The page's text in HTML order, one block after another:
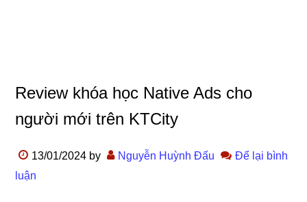
Review khóa học Native Ads cho
người mới trên KTCity
13/01/2024 by Nguyễn Huỳnh Đấu
Để lại bình
luận